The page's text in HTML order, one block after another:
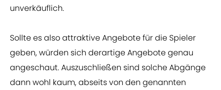
unverkäuflich.
Sollte es also attraktive Angebote für die Spieler
geben, würden sich derartige Angebote genau
angeschaut. Auszuschließen sind solche Abgänge
dann wohl kaum, abseits von den genannten